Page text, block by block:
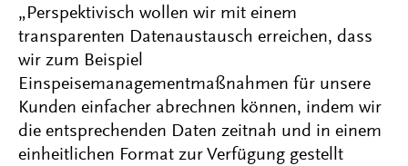
„Perspektivisch wollen wir mit einem
transparenten Datenaustausch erreichen, dass
wir zum Beispiel
Einspeisemanagementmaßnahmen für unsere
Kunden einfacher abrechnen können, indem wir
die entsprechenden Daten zeitnah und in einem
einheitlichen Format zur Verfügung gestellt